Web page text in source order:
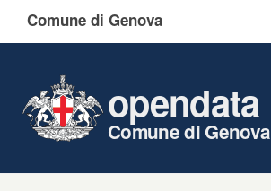
Comune di Genova
opendata
Comune di Genova